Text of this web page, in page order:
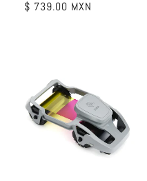
Precio
$ 739.00 MXN